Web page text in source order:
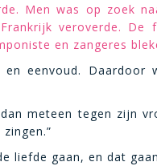
Men was op zoek
veroverde.
en zangeres
en eenvoud.
meteen tegen zijn
gaan, en dat gaan